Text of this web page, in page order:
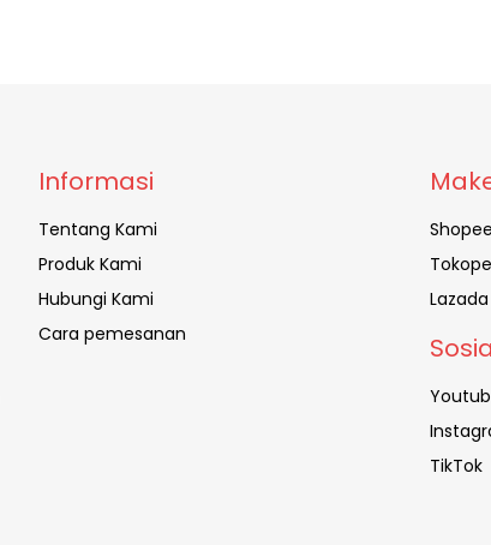
Informasi
Tentang Kami
Produk Kami
Hubungi Kami
Cara pemesanan
Shopee
Lazada
TikTok